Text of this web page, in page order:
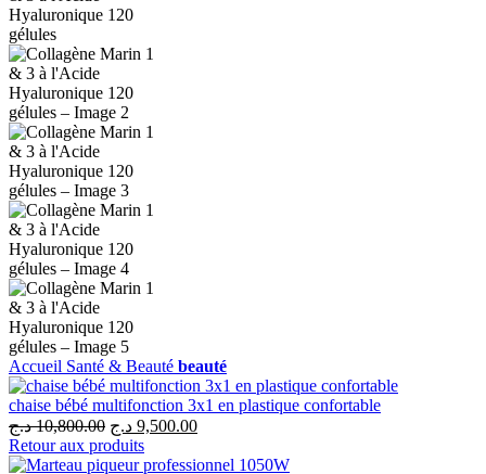
Accueil Santé & Beauté beauté
chaise bébé multifonction 3x1 en plastique confortable
10,800.00 د.ج 9,500.00 د.ج
Retour aux produits